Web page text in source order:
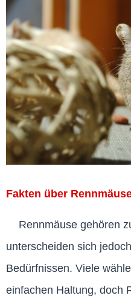
Fakten über
Rennmäuse gehören
unterscheiden sich
Bedürfnissen. Viele
einfachen Haltung, doch